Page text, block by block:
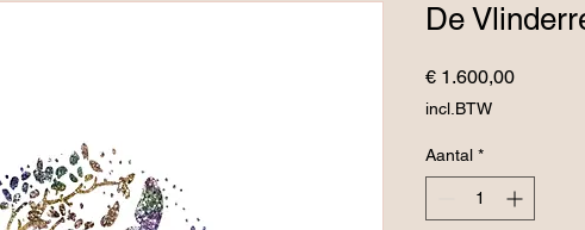
De
€ 1.600,00Prijs
incl.BTW
Aantal *